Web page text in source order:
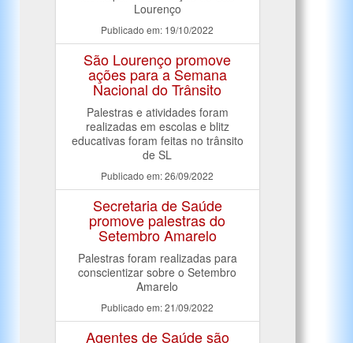
Lourenço
Publicado em: 19/10/2022
São Lourenço promove
ações para a Semana
Nacional do Trânsito
Palestras e atividades foram
realizadas em escolas e blitz
educativas foram feitas no trânsito
de SL
Publicado em: 26/09/2022
Secretaria de Saúde
promove palestras do
Setembro Amarelo
Palestras foram realizadas para
conscientizar sobre o Setembro
Amarelo
Publicado em: 21/09/2022
Agentes de Saúde são